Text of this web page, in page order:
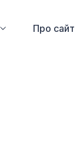
Про сайт